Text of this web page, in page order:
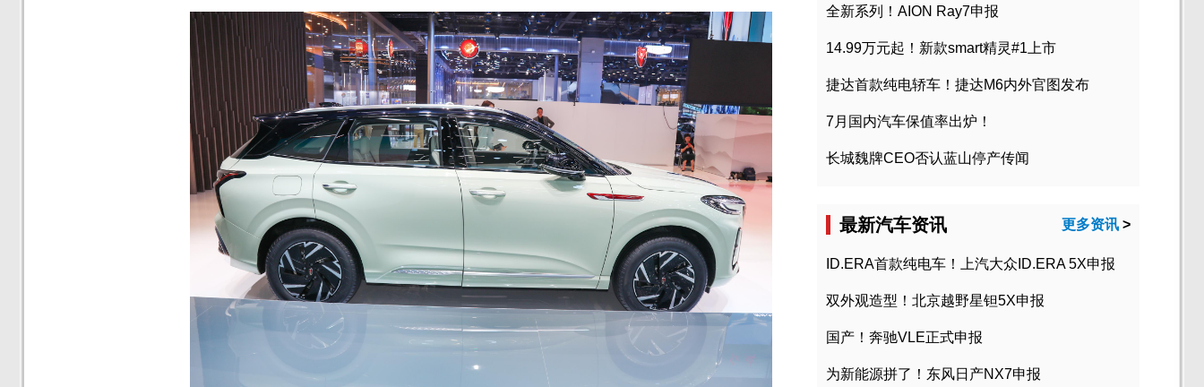
全新系列！AION Ray7申报
14.99万元起！新款smart精灵#1上市
捷达首款纯电轿车！捷达M6内外官图发布
7月国内汽车保值率出炉！
长城魏牌CEO否认蓝山停产传闻
最新汽车资讯 更多资讯 >
ID.ERA首款纯电车！上汽大众ID.ERA 5X申报
双外观造型！北京越野星钽5X申报
国产！奔驰VLE正式申报
为新能源拼了！东风日产NX7申报